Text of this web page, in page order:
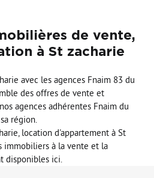
de vente,
à St zacharie
avec les agences Fnaim 83 du
des offres de vente et
agences adhérentes Fnaim du
région.
location d'appartement à St
immobiliers à la vente et la
disponibles ici.